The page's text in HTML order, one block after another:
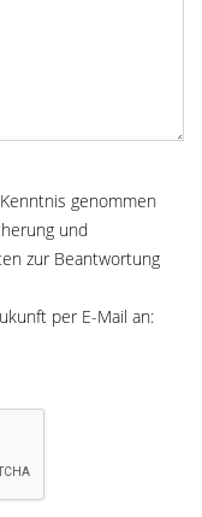
genommen
und
zur Beantwortung
per E-Mail an: